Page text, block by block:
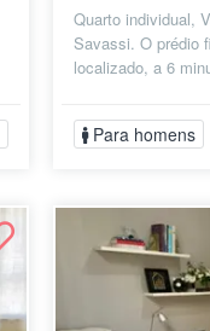
Quarto individual,
Savassi. O prédio
localizado, a 6
Liberdade,...
Para homens